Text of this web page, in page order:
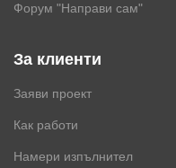
Форум "Направи сам"
За клиенти
Заяви проект
Как работи
Намери изпълнител